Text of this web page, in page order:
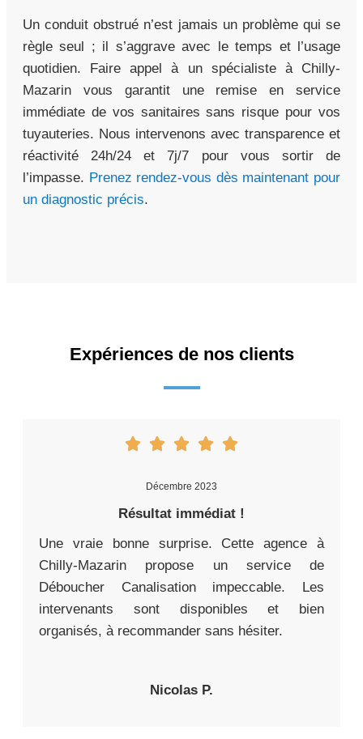
Un conduit obstrué n’est jamais un problème qui se
règle seul ; il s’aggrave avec le temps et l’usage
quotidien. Faire appel à un spécialiste à Chilly-
Mazarin vous garantit une remise en service
immédiate de vos sanitaires sans risque pour vos
tuyauteries. Nous intervenons avec transparence et
réactivité 24h/24 et 7j/7 pour vous sortir de
l’impasse. Prenez rendez-vous dès maintenant pour
un diagnostic précis.
Expériences de nos clients
Décembre 2023
Résultat immédiat !
Une vraie bonne surprise. Cette agence à
Chilly-Mazarin propose un service de
Déboucher Canalisation impeccable. Les
intervenants sont disponibles et bien
organisés, à recommander sans hésiter.
Nicolas P.